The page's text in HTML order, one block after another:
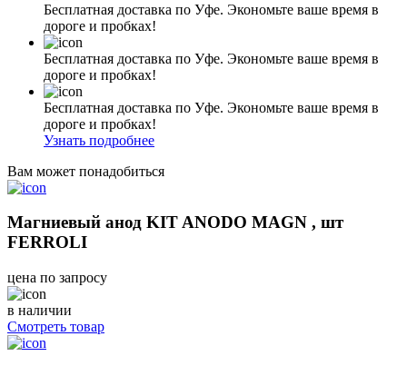
Бесплатная доставка по Уфе. Экономьте ваше время в
дороге и пробках!
Бесплатная доставка по Уфе. Экономьте ваше время в
дороге и пробках!
Бесплатная доставка по Уфе. Экономьте ваше время в
дороге и пробках!
Узнать подробнее
Вам может понадобиться
Магниевый анод KIT ANODO MAGN , шт
FERROLI
цена по запросу
в наличии
Смотреть товар